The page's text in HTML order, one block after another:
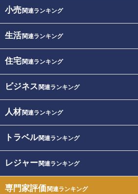
小売関連ランキング
生活関連ランキング
住宅関連ランキング
ビジネス 関連ランキング
人材関連ランキング
トラベル関連ランキング
レジャー関連ランキング
専門家評価関連ランキング